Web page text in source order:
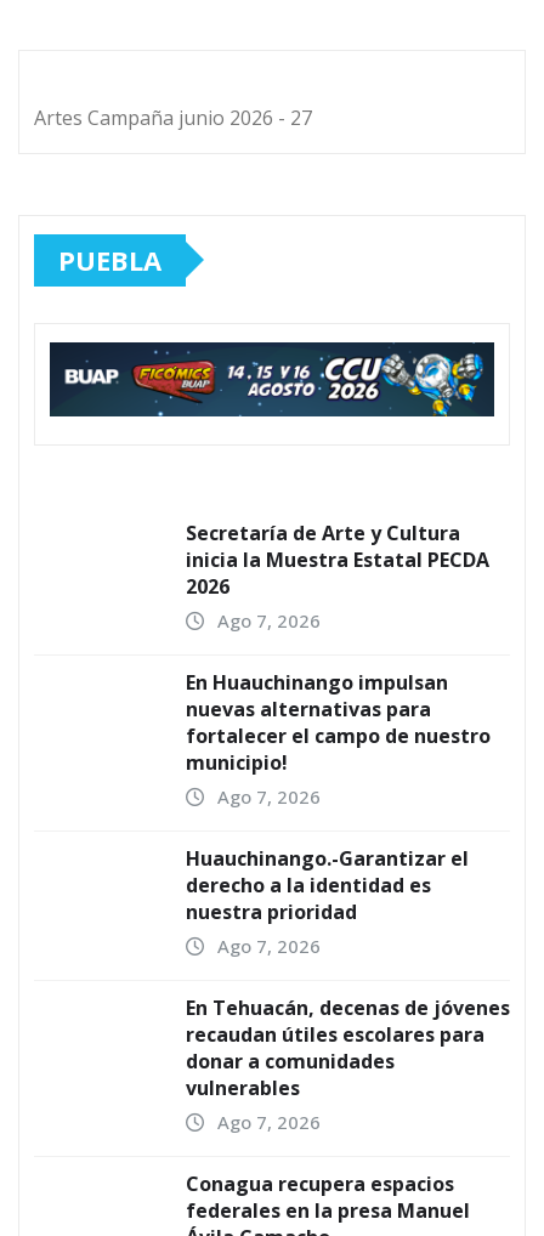
Artes Campaña junio 2026 - 27
PUEBLA
Secretaría de Arte y Cultura
inicia la Muestra Estatal PECDA
2026
Ago 7, 2026
En Huauchinango impulsan
nuevas alternativas para
fortalecer el campo de nuestro
municipio!
Ago 7, 2026
Huauchinango.-Garantizar el
derecho a la identidad es
nuestra prioridad
Ago 7, 2026
En Tehuacán, decenas de jóvenes
recaudan útiles escolares para
donar a comunidades
vulnerables
Ago 7, 2026
Conagua recupera espacios
federales en la presa Manuel